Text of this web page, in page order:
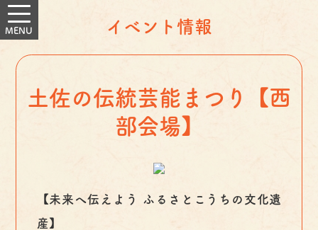
イベント情報
土佐の伝統芸能まつり【西
部会場】
【未来へ伝えよう ふるさとこうちの文化遺
産】